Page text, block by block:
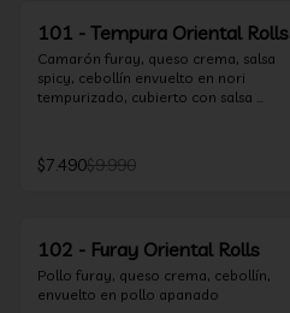
101 - Tempura Oriental Rolls
Camarón furay, queso crema, salsa
spicy, cebollín envuelto en nori
tempurizado, cubierto con salsa
$7.490$9.990
102 - Furay Oriental Rolls
Pollo furay, queso crema, cebollín,
envuelto en pollo apanado